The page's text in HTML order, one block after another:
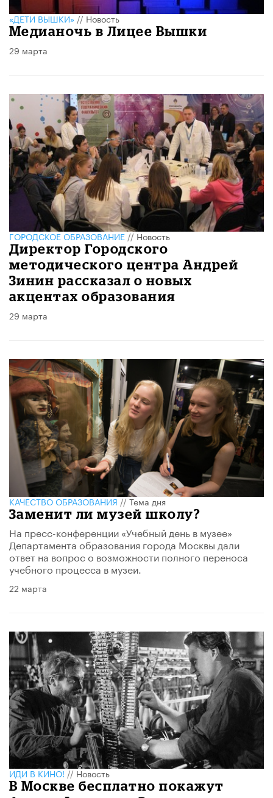
«ДЕТИ ВЫШКИ»//Новость
Медианочь в Лицее Вышки
29 марта
ГОРОДСКОЕ ОБРАЗОВАНИЕ//Новость
Директор Городского
методического центра Андрей
Зинин рассказал о новых
акцентах образования
29 марта
КАЧЕСТВО ОБРАЗОВАНИЯ//Тема дня
Заменит ли музей школу?
На пресс-конференции «Учебный день в музее»
Департамента образования города Москвы дали
ответ на вопрос о возможности полного переноса
учебного процесса в музеи.
22 марта
ИДИ В КИНО!//Новость
В Москве бесплатно покажут